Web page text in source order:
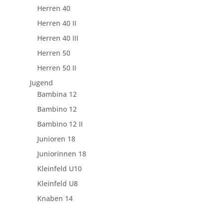
Herren 40
Herren 40 II
Herren 40 III
Herren 50
Herren 50 II
Jugend
Bambina 12
Bambino 12
Bambino 12 II
Junioren 18
Juniorinnen 18
Kleinfeld U10
Kleinfeld U8
Knaben 14